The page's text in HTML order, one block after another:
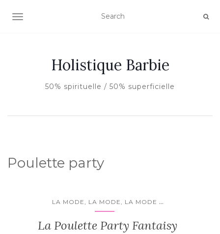
AFFICHER/MASQUER LA NAVIGATION
Holistique Barbie
50% spirituelle / 50% superficielle
Poulette party
LA MODE, LA MODE, LA MODE ...
La Poulette Party Fantaisy